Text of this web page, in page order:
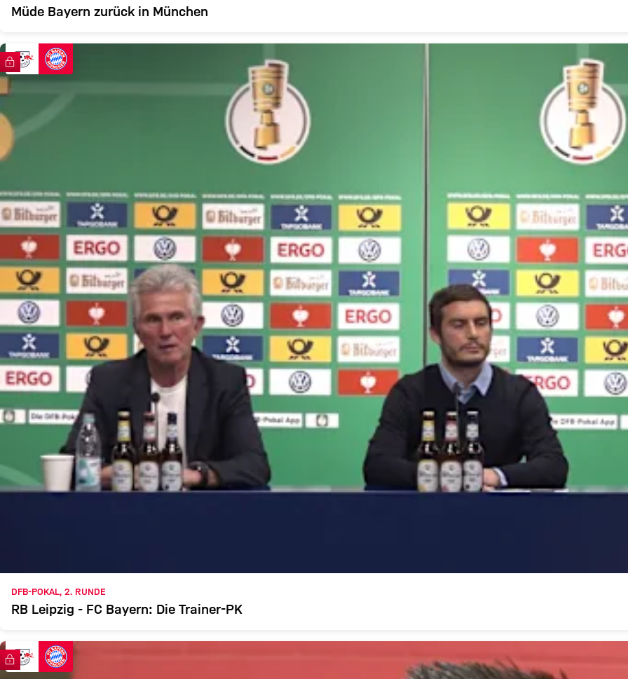
Müde Bayern zurück in München
FC Bayern TV PLUS
DFB-POKAL, 2. RUNDE
RB Leipzig - FC Bayern: Die Trainer-PK
FC Bayern TV PLUS